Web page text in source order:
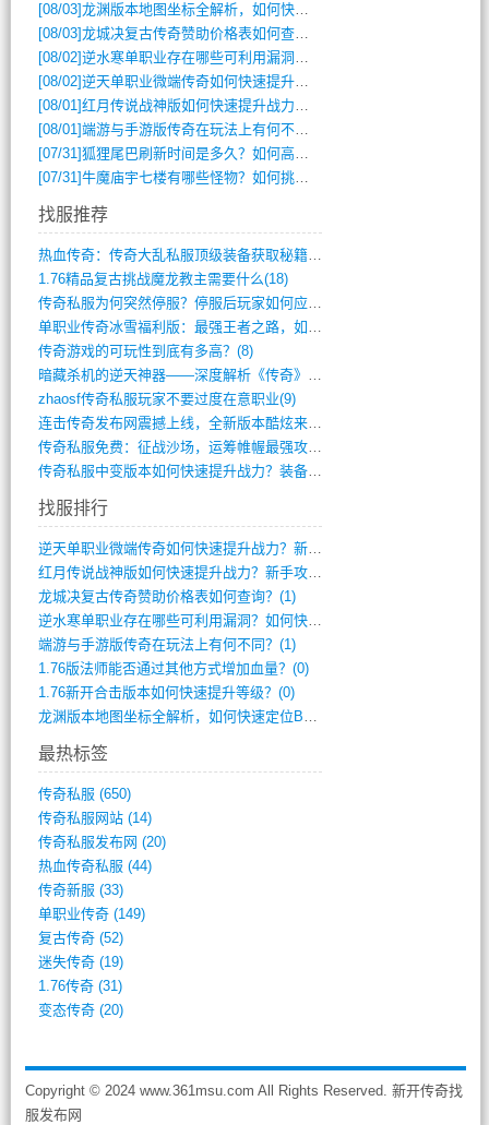
[08/03]龙渊版本地图坐标全解析，如何快速定位BOSS位置？
[08/03]龙城决复古传奇赞助价格表如何查询？
[08/02]逆水寒单职业存在哪些可利用漏洞？如何快速提升战力？
[08/02]逆天单职业微端传奇如何快速提升战力？新手必看攻略
[08/01]红月传说战神版如何快速提升战力？新手攻略全解析？
[08/01]端游与手游版传奇在玩法上有何不同？
[07/31]狐狸尾巴刷新时间是多久？如何高效获取传奇手游中的狐狸尾巴？
[07/31]牛魔庙宇七楼有哪些怪物？如何挑战它们？
找服推荐
热血传奇：传奇大乱私服顶级装备获取秘籍(887)
1.76精品复古挑战魔龙教主需要什么(18)
传奇私服为何突然停服？停服后玩家如何应对(744)
单职业传奇冰雪福利版：最强王者之路，如何(659)
传奇游戏的可玩性到底有多高？(8)
暗藏杀机的逆天神器——深度解析《传奇》祈(374)
zhaosf传奇私服玩家不要过度在意职业(9)
连击传奇发布网震撼上线，全新版本酷炫来袭(12)
传奇私服免费：征战沙场，运筹帷幄最强攻城(516)
传奇私服中变版本如何快速提升战力？装备强(1012)
找服排行
逆天单职业微端传奇如何快速提升战力？新手(2)
红月传说战神版如何快速提升战力？新手攻略(2)
龙城决复古传奇赞助价格表如何查询？(1)
逆水寒单职业存在哪些可利用漏洞？如何快速(1)
端游与手游版传奇在玩法上有何不同？(1)
1.76版法师能否通过其他方式增加血量？(0)
1.76新开合击版本如何快速提升等级？(0)
龙渊版本地图坐标全解析，如何快速定位BO(0)
最热标签
传奇私服 (650)
传奇私服网站(14)
传奇私服发布网 (20)
热血传奇私服 (44)
传奇新服 (33)
单职业传奇(149)
复古传奇(52)
迷失传奇(19)
1.76传奇(31)
变态传奇(20)
Copyright © 2024 www.361msu.com All Rights Reserved. 新开传奇找
服发布网